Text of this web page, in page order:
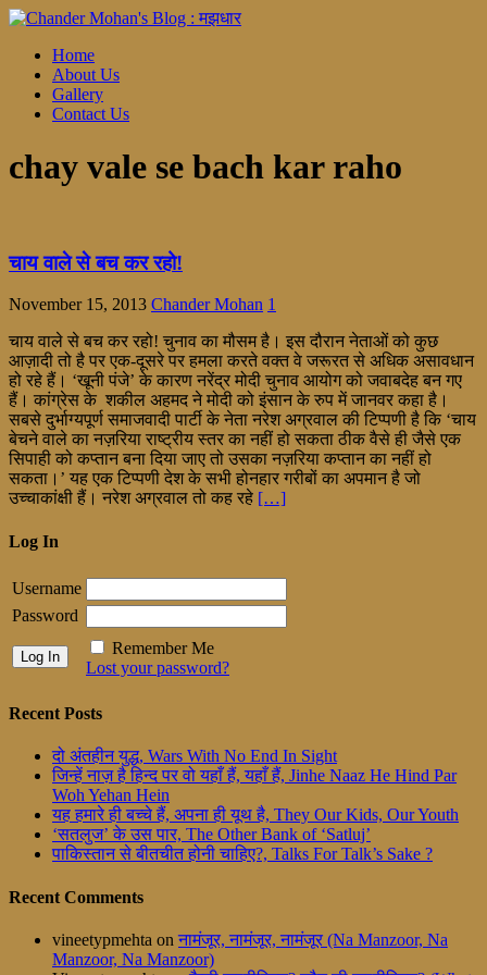
Home
About Us
Gallery
Contact Us
chay vale se bach kar raho
चाय वाले से बच कर रहो!
November 15, 2013 Chander Mohan 1
चाय वाले से बच कर रहो! चुनाव का मौसम है। इस दौरान नेताओं को कुछ
आज़ादी तो है पर एक-दूसरे पर हमला करते वक्त वे जरूरत से अधिक असावधान
हो रहे हैं। ‘खूनी पंजे’ के कारण नरेंद्र मोदी चुनाव आयोग को जवाबदेह बन गए
हैं। कांग्रेस के शकील अहमद ने मोदी को इंसान के रुप में जानवर कहा है।
सबसे दुर्भाग्यपूर्ण समाजवादी पार्टी के नेता नरेश अग्रवाल की टिप्पणी है कि ‘चाय
बेचने वाले का नज़रिया राष्ट्रीय स्तर का नहीं हो सकता ठीक वैसे ही जैसे एक
सिपाही को कप्तान बना दिया जाए तो उसका नज़रिया कप्तान का नहीं हो
सकता।’ यह एक टिप्पणी देश के सभी होनहार गरीबों का अपमान है जो
उच्चाकांक्षी हैं। नरेश अग्रवाल तो कह रहे […]
Log In
Username
Password
Remember Me
Lost your password?
Recent Posts
दो अंतहीन युद्ध, Wars With No End In Sight
जिन्हें नाज़ है हिन्द पर वो यहाँ हैं, यहाँ हैं, Jinhe Naaz He Hind Par
Woh Yehan Hein
यह हमारे ही बच्चे हैं, अपना ही यूथ है, They Our Kids, Our Youth
‘सतलुज’ के उस पार, The Other Bank of ‘Satluj’
पाकिस्तान से बीतचीत होनी चाहिए?, Talks For Talk’s Sake ?
Recent Comments
vineetypmehta on नामंजूर, नामंजूर, नामंजूर (Na Manzoor, Na
Manzoor, Na Manzoor)